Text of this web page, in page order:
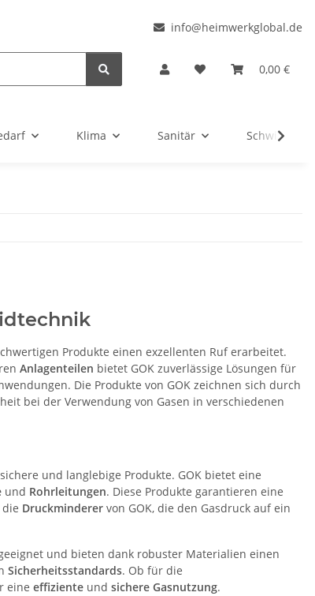
info@heimwerkglobal.de
0,00 €
Klima Sanitär
Produkte einen exzellenten Ruf erarbeitet.
Anlagenteilen bietet GOK zuverlässige Lösungen für
Die Produkte von GOK zeichnen sich durch
bei der Verwendung von Gasen in verschiedenen
und langlebige Produkte. GOK bietet eine
und Rohrleitungen. Diese Produkte garantieren eine
Druckminderer von GOK, die den Gasdruck auf ein
und bieten dank robuster Materialien einen
Sicherheitsstandards. Ob für die
eine effiziente und sichere Gasnutzung.